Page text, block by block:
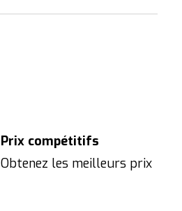
Prix compétitifs
Obtenez les meilleurs prix